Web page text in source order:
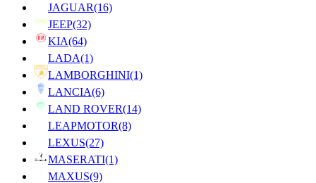
JAGUAR(16)
JEEP(32)
KIA(64)
LADA(1)
LAMBORGHINI(1)
LANCIA(6)
LAND ROVER(14)
LEAPMOTOR(8)
LEXUS(27)
MASERATI(1)
MAXUS(9)